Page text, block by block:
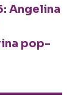
Angelina
pop-